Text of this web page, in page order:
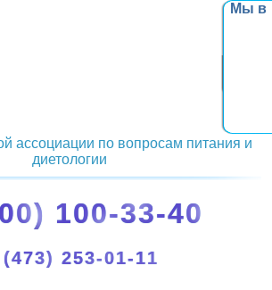
Мы в
ассоциации по вопросам питания и
диетологии
100-33-40
253-01-11